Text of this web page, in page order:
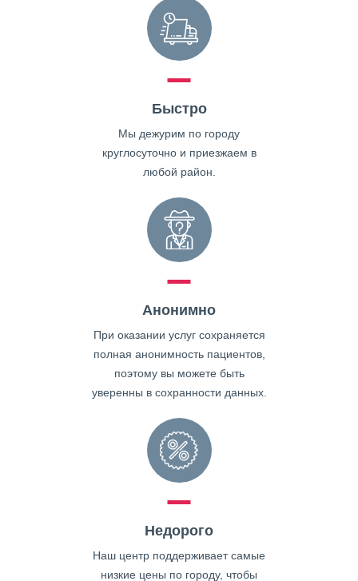
Быстро
Мы дежурим по городу
круглосуточно и приезжаем в
любой район.
Анонимно
При оказании услуг сохраняется
полная анонимность пациентов,
поэтому вы можете быть
уверенны в сохранности данных.
Недорого
Наш центр поддерживает самые
низкие цены по городу, чтобы